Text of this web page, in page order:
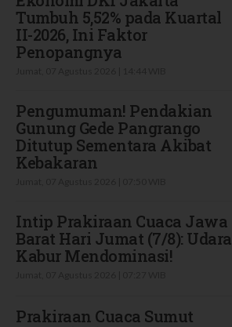
Tumbuh 5,52% pada Kuartal
II-2026, Ini Faktor
Penopangnya
Pengumuman! Pendakian
Gunung Gede Pangrango
Ditutup Sementara Akibat
Kebakaran
Intip Prakiraan Cuaca Jawa
Barat Hari Jumat (7/8): Udara
Kabur Mendominasi!
Prakiraan Cuaca Sumut